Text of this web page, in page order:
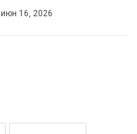
июн 16, 2026